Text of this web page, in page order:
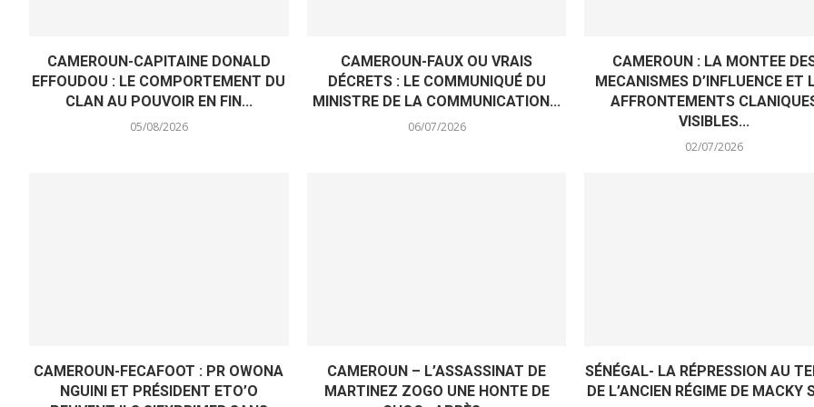
CAMEROUN-CAPITAINE DONALD
EFFOUDOU : LE COMPORTEMENT DU
CLAN AU POUVOIR EN FIN...
05/08/2026
CAMEROUN-FAUX OU VRAIS
DÉCRETS : LE COMMUNIQUÉ DU
MINISTRE DE LA COMMUNICATION...
06/07/2026
CAMEROUN : LA MONTEE
MECANISMES D’INFLUENCE ET
AFFRONTEMENTS
VISIBLES...
02/07/2026
CAMEROUN-FECAFOOT : PR OWONA
NGUINI ET PRÉSIDENT ETO’O
CAMEROUN – L’ASSASSINAT DE
MARTINEZ ZOGO UNE HONTE DE
SÉNÉGAL- LA RÉPRESSION AU
DE L’ANCIEN RÉGIME DE MACKY